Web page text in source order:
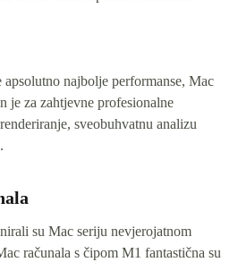
najbolje performanse, Mac
je za zahtjevne profesionalne
sveobuhvatnu analizu
su Mac seriju nevjerojatnom
računala s čipom M1 fantastična su